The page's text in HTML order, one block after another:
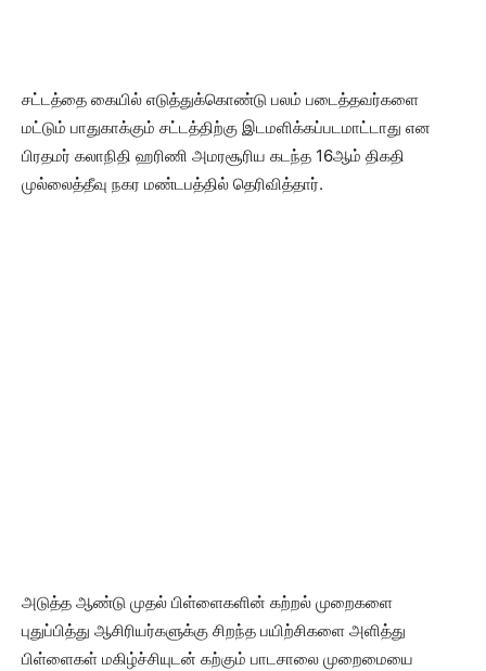
சட்டத்தை கையில் எடுத்துக்கொண்டு பலம் படைத்தவர்களை
மட்டும் பாதுகாக்கும் சட்டத்திற்கு இடமளிக்கப்படமாட்டாது என
பிரதமர் கலாநிதி ஹரிணி அமரசூரிய கடந்த 16ஆம் திகதி
முல்லைத்தீவு நகர மண்டபத்தில் தெரிவித்தார்.
அடுத்த ஆண்டு முதல் பிள்ளைகளின் கற்றல் முறைகளை
புதுப்பித்து ஆசிரியர்களுக்கு சிறந்த பயிற்சிகளை அளித்து
பிள்ளைகள் மகிழ்ச்சியுடன் கற்கும் பாடசாலை முறைமையை